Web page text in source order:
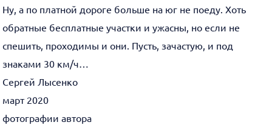
Ну, а по платной дороге больше на юг не поеду. Хоть
обратные бесплатные участки и ужасны, но если не
спешить, проходимы и они. Пусть, зачастую, и под
знаками 30 км/ч…
Сергей Лысенко
март 2020
фотографии автора